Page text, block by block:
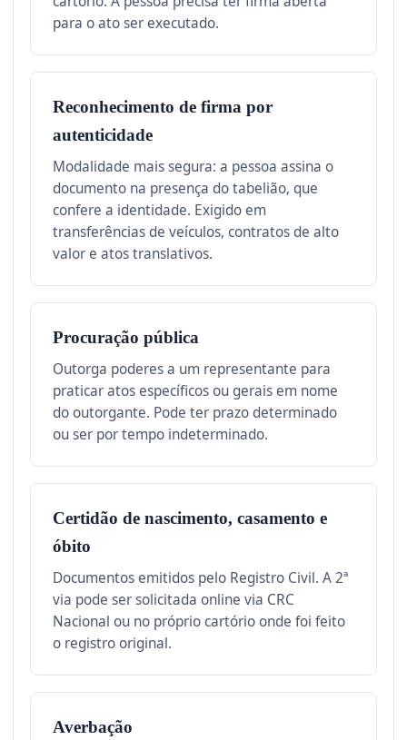
para o ato ser executado.
Reconhecimento de firma por
autenticidade
Modalidade mais segura: a pessoa assina o
documento na presença do tabelião, que
confere a identidade. Exigido em
transferências de veículos, contratos de alto
valor e atos translativos.
Procuração pública
Outorga poderes a um representante para
praticar atos específicos ou gerais em nome
do outorgante. Pode ter prazo determinado
ou ser por tempo indeterminado.
Certidão de nascimento, casamento e
óbito
Documentos emitidos pelo Registro Civil. A 2ª
via pode ser solicitada online via CRC
Nacional ou no próprio cartório onde foi feito
o registro original.
Averbação